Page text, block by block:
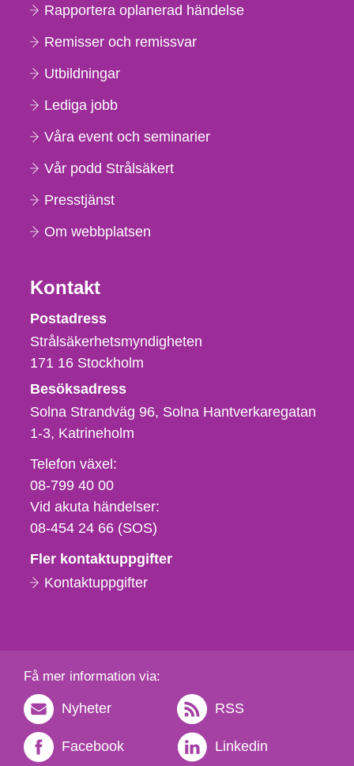
Rapportera oplanerad händelse
Remisser och remissvar
Utbildningar
Lediga jobb
Våra event och seminarier
Vår podd Strålsäkert
Presstjänst
Om webbplatsen
Kontakt
Strålsäkerhetsmyndigheten
Postadress
Strålsäkerhetsmyndigheten
171 16 Stockholm
Besöksadress
Solna Strandväg 96, Solna Hantverkaregatan
1-3 Katrineholm
Telefon,
fax
och
e-
Telefon växel:
08-799 40 00
Vid akuta händelser:
08-454 24 66 (SOS)
Fler kontaktuppgifter
Kontaktuppgifter
Få mer information via:
Nyheter RSS
Facebook Linkedin